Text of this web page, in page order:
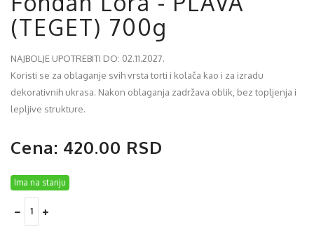
(TEGET) 700g
NAJBOLJE UPOTREBITI DO: 02.11.2027.
Koristi se za oblaganje svih vrsta torti i kolača kao i za izradu
dekorativnih ukrasa. Nakon oblaganja zadržava oblik, bez topljenja i
lepljive strukture.
Cena: 420.00 RSD
Ima na stanju